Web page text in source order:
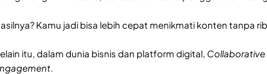
Kamu jadi bisa lebih cepat menikmati konten tanpa
itu, dalam dunia bisnis dan platform digital, Collaborative
.